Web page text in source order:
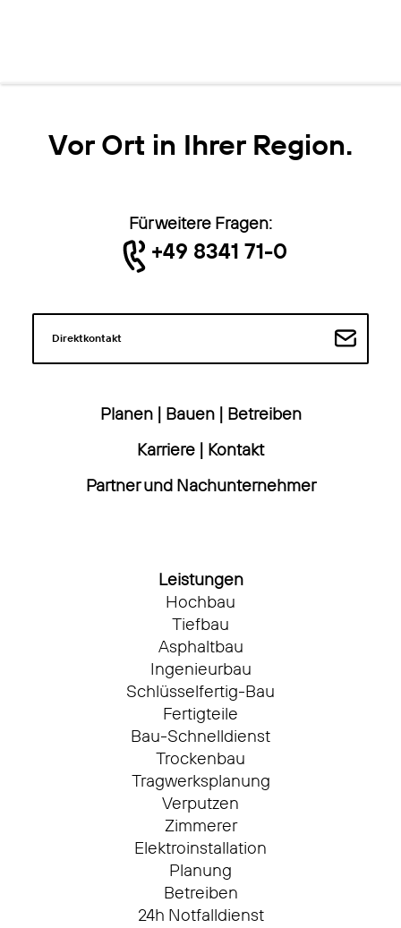
Vor Ort in Ihrer Region.
Für weitere Fragen:
+49 8341 71-0
Direktkontakt
Planen| Bauen| Betreiben
Karriere | Kontakt
Partner und Nachunternehmer
Leistungen
Hochbau
Tiefbau
Asphaltbau
Ingenieurbau
Schlüsselfertig-Bau
Fertigteile
Bau-Schnelldienst
Trockenbau
Tragwerksplanung
Verputzen
Zimmerer
Elektroinstallation
Planung
Betreiben
24h Notfalldienst